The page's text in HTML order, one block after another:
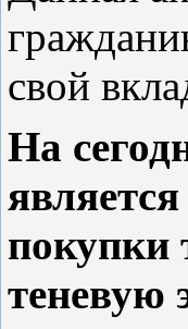
свой
На
покупки
теневую